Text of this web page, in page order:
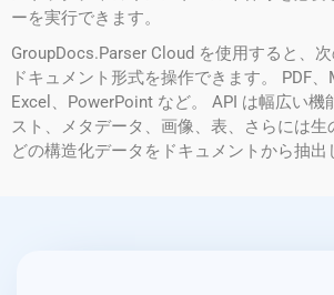
ーを実行できます。
GroupDocs.Parser Cloud を使用すると、
ドキュメント形式を操作できます。 PDF、
Excel、PowerPoint など。 API は幅広い機
スト、メタデータ、画像、表、さらには生
どの構造化データをドキュメントから抽出